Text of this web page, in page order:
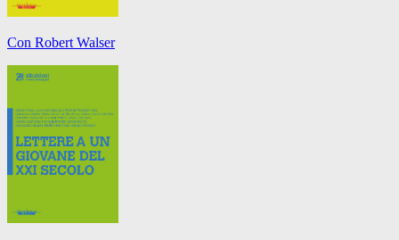
Con Robert Walser